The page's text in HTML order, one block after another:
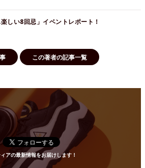
楽しい8回忌」イベントレポート！
この著者の記事一覧
アの最新情報をお届けします！